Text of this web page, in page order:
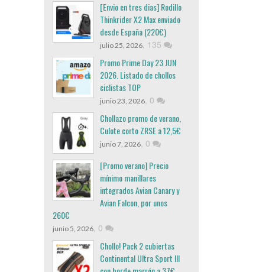
[Envio en tres dias] Rodillo
Thinkrider X2 Max enviado
desde España (220€)
julio 25, 2026, 135
Promo Prime Day 23 JUN
2026. Listado de chollos
ciclistas TOP
junio 23, 2026, 0
Chollazo promo de verano,
Culote corto ZRSE a 12,5€
junio 7, 2026, 0
[Promo verano] Precio
mínimo manillares
integrados Avian Canary y
Avian Falcon, por unos
260€
junio 5, 2026, 0
Chollo! Pack 2 cubiertas
Continental Ultra Sport III